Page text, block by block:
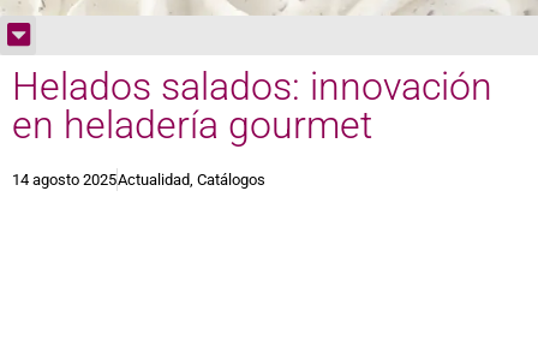
Helados salados: innovación
en heladería gourmet
14 agosto 2025Actualidad Catálogos